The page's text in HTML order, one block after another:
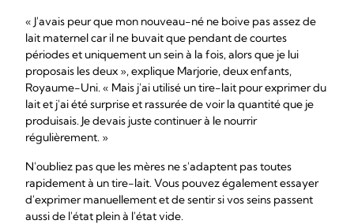
« J'avais peur que mon nouveau-né ne boive pas assez de
lait maternel car il ne buvait que pendant de courtes
périodes et uniquement un sein à la fois, alors que je lui
proposais les deux », explique Marjorie, deux enfants,
Royaume-Uni. « Mais j'ai utilisé un tire-lait pour exprimer du
lait et j'ai été surprise et rassurée de voir la quantité que je
produisais. Je devais juste continuer à le nourrir
régulièrement. »
N'oubliez pas que les mères ne s'adaptent pas toutes
rapidement à un tire-lait. Vous pouvez également essayer
d'exprimer manuellement et de sentir si vos seins passent
aussi de l'état plein à l'état vide.